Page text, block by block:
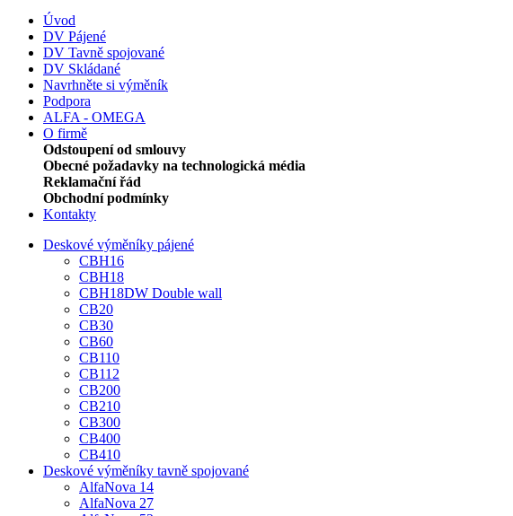
Úvod
DV Pájené
DV Tavně spojované
DV Skládané
Navrhněte si výměník
Podpora
ALFA - OMEGA
O firmě
Odstoupení od smlouvy
Obecné požadavky na technologická média
Reklamační řád
Obchodní podmínky
Kontakty
Deskové výměníky pájené
CBH16
CBH18
CBH18DW Double wall
CB20
CB30
CB60
CB110
CB112
CB200
CB210
CB300
CB400
CB410
Deskové výměníky tavně spojované
AlfaNova 14
AlfaNova 27